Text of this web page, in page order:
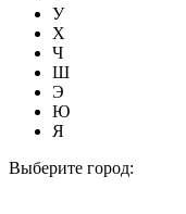
У
Х
Ч
Ш
Э
Ю
Я
Выберите город: